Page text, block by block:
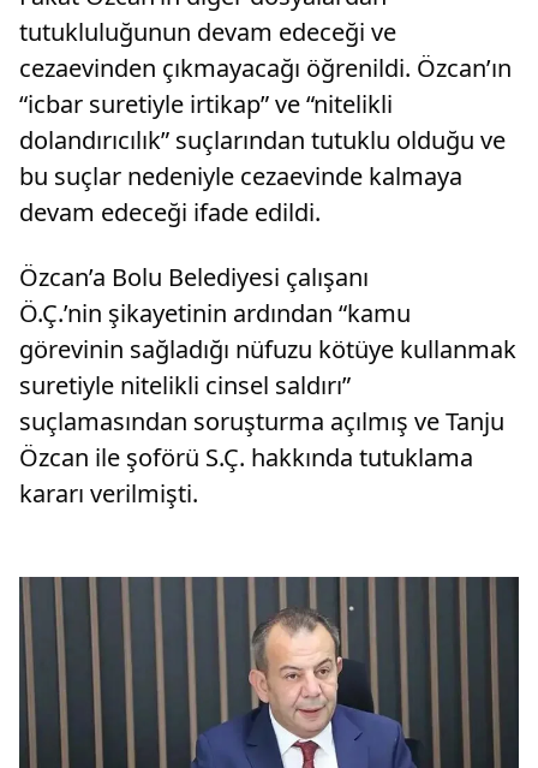
tutukluluğunun devam edeceği ve
cezaevinden çıkmayacağı öğrenildi. Özcan’ın
“icbar suretiyle irtikap” ve “nitelikli
dolandırıcılık” suçlarından tutuklu olduğu ve
bu suçlar nedeniyle cezaevinde kalmaya
devam edeceği ifade edildi.
Özcan’a Bolu Belediyesi çalışanı
Ö.Ç.’nin şikayetinin ardından “kamu
görevinin sağladığı nüfuzu kötüye kullanmak
suretiyle nitelikli cinsel saldırı”
suçlamasından soruşturma açılmış ve Tanju
Özcan ile şoförü S.Ç. hakkında tutuklama
kararı verilmişti.